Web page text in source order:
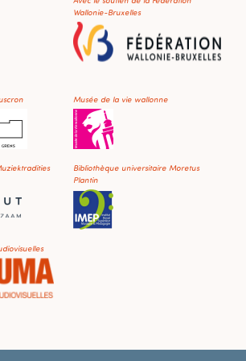
Wallonie-Bruxelles
Musée de la vie wallonne
Bibliothèque universitaire Moretus
Plantin